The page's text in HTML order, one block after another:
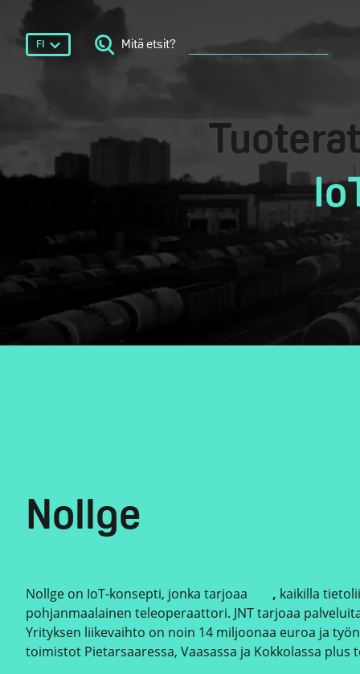
FI Mitä etsit?
Nollge
Nollge on IoT-konsepti, jonka tarjoaa , kaikilla
pohjanmaalainen teleoperaattori. JNT tarjoaa
Yrityksen liikevaihto on noin 14 miljoonaa euroa ja
toimistot Pietarsaaressa, Vaasassa ja Kokkolassa plus